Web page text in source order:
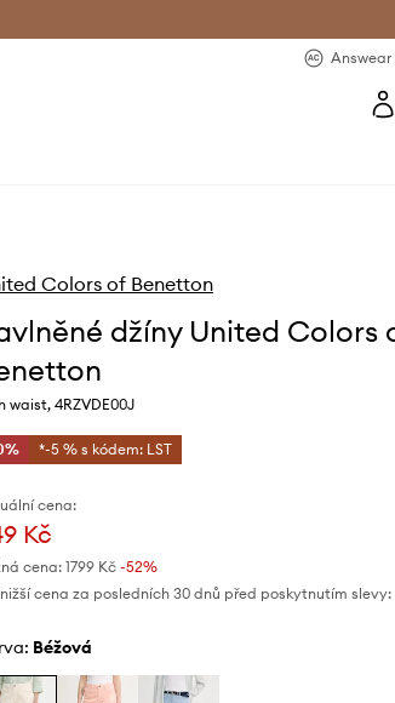
Answear
Colors of Benetton
džíny United Colors
waist, 4RZVDE00J
*-5 % s kódem: LST
cena:
Kč
cena: 1799 Kč-52%
cena za posledních 30 dnů před poskytnutím slevy:
béžová